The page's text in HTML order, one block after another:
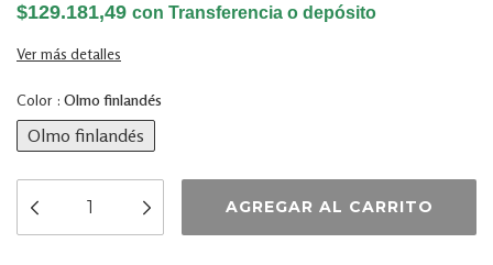
$129.181,49 con Transferencia o depósito
Ver más detalles
Color : Olmo finlandés
Olmo finlandés